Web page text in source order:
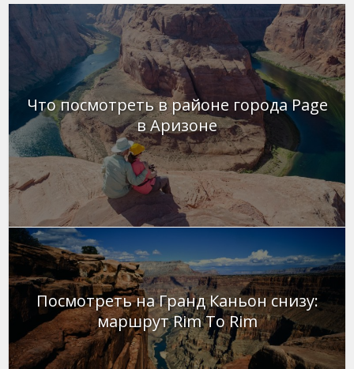
Что посмотреть в районе города Page
в Аризоне
Посмотреть на Гранд Каньон снизу:
маршрут Rim To Rim